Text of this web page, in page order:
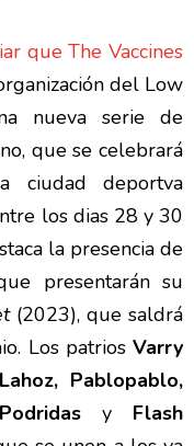
que The Vaccines
del Low
nueva serie de
que se celebrará
deportva
los dias 28 y 30
la presencia de
presentarán su
(2023), que saldrá
Los patrios Varry
Pablopablo,
y Flash